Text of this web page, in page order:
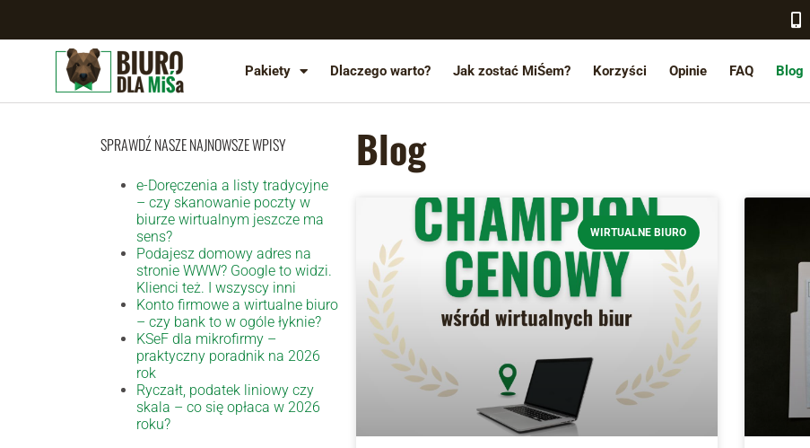
Pakiety Dlaczego warto? Jak zostać MiŚem? Korzyści Opinie FAQ Blog
SPRAWDŹ NASZE NAJNOWSZE WPISY
e-Doręczenia a listy tradycyjne
– czy skanowanie poczty w
biurze wirtualnym jeszcze ma
sens?
Podajesz domowy adres na
stronie WWW? Google to widzi.
Klienci też. I wszyscy inni
Konto firmowe a wirtualne biuro
– czy bank to w ogóle łyknie?
KSeF dla mikrofirmy –
praktyczny poradnik na 2026
rok
Ryczałt, podatek liniowy czy
skala – co się opłaca w 2026
roku?
Blog
WIRTUALNE BIURO